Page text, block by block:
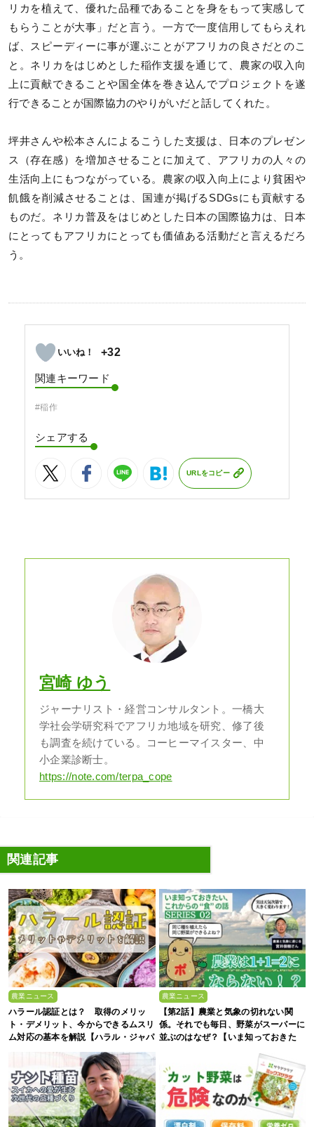
リカを植えて、優れた品種であることを身をもって実感して
もらうことが大事」だと言う。一方で一度信用してもらえれ
ば、スピーディーに事が運ぶことがアフリカの良さだとのこ
と。ネリカをはじめとした稲作支援を通じて、農家の収入向
上に貢献できることや国全体を巻き込んでプロジェクトを遂
行できることが国際協力のやりがいだと話してくれた。
坪井さんや松本さんによるこうした支援は、日本のプレゼン
ス（存在感）を増加させることに加えて、アフリカの人々の
生活向上にもつながっている。農家の収入向上により貧困や
飢餓を削減させることは、国連が掲げるSDGsにも貢献する
ものだ。ネリカ普及をはじめとした日本の国際協力は、日本
にとってもアフリカにとっても価値ある活動だと言えるだろ
う。
+32
関連キーワード
#稲作
シェアする
URLをコピー
宮崎 ゆう
ジャーナリスト・経営コンサルタント。一橋大
学社会学研究科でアフリカ地域を研究、修了後
も調査を続けている。コーヒーマイスター、中
小企業診断士。
https://note.com/terpa_cope
関連記事
農業ニュース
ハラール認証とは？ 取得のメリッ
ト・デメリット、今からできるムスリ
ム対応の基本を解説【ハラル・ジャパ
農業ニュース
【第2話】農業と気象の切れない関
係。それでも毎日、野菜がスーパーに
並ぶのはなぜ？【いま知っておきた